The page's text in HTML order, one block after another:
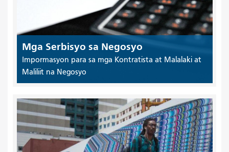
Mga Serbisyo sa Negosyo
Impormasyon para sa mga Kontratista at Malalaki at
Maliliit na Negosyo